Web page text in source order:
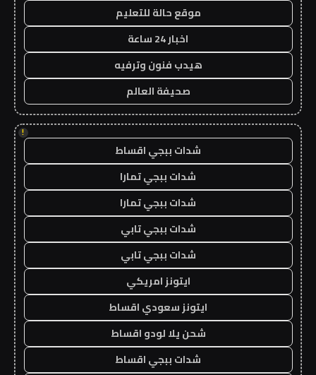
موقع حالة للتعليم
اخبار 24 ساعة
هيدب فنون وترفيه
صحيفة العالم
!
شدات ببجي اقساط
شدات ببجي تمارا
شدات ببجي تمارا
شدات ببجي تابي
شدات ببجي تابي
ايتونز امريكي
ايتونز سعودي اقساط
شحن يلا لودو اقساط
شدات ببجي اقساط